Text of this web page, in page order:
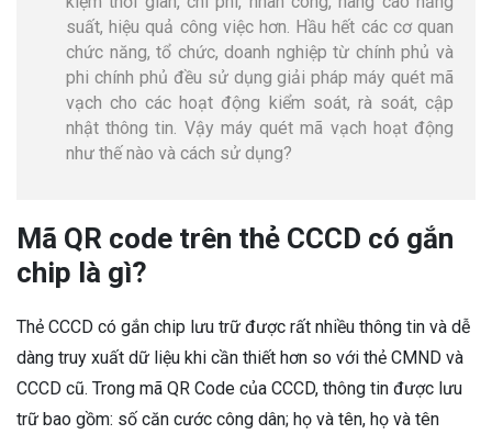
suất, hiệu quả công việc hơn. Hầu hết các cơ quan
chức năng, tổ chức, doanh nghiệp từ chính phủ và
phi chính phủ đều sử dụng giải pháp máy quét mã
vạch cho các hoạt động kiểm soát, rà soát, cập
nhật thông tin. Vậy máy quét mã vạch hoạt động
như thế nào và cách sử dụng?
Mã QR code trên thẻ CCCD có gắn
chip là gì?
Thẻ CCCD có gắn chip lưu trữ được rất nhiều thông tin và dễ
dàng truy xuất dữ liệu khi cần thiết hơn so với thẻ CMND và
CCCD cũ. Trong mã QR Code của CCCD, thông tin được lưu
trữ bao gồm: số căn cước công dân; họ và tên, họ và tên